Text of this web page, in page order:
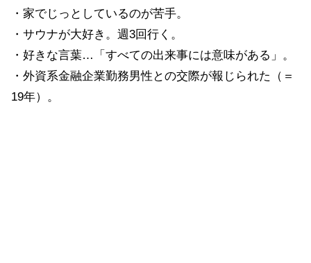
・家でじっとしているのが苦手。
・サウナが大好き。週3回行く。
・好きな言葉…「すべての出来事には意味がある」。
・外資系金融企業勤務男性との交際が報じられた（＝
19年）。